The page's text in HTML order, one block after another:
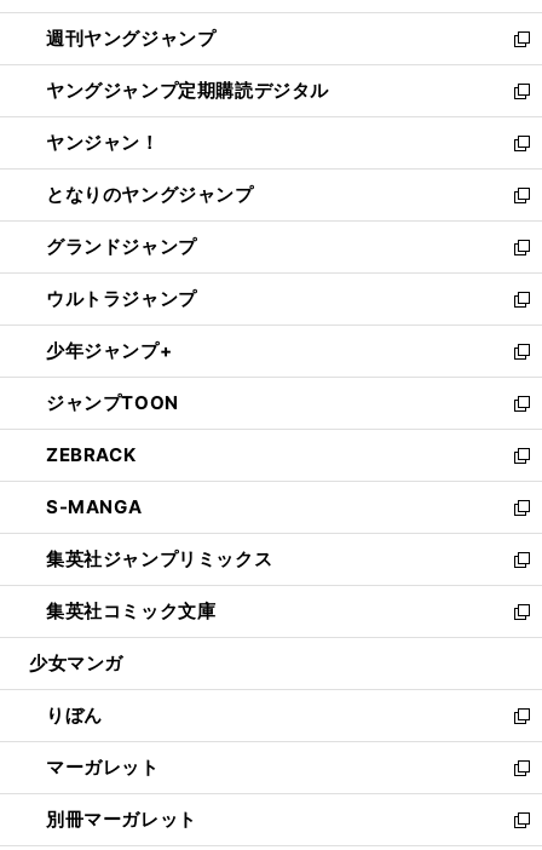
開
く
ウ
で
開
く
ン
ド
ウ
で
開
く
ウ
ィ
ン
ド
ウ
で
開
く
週刊ヤングジャンプ
新
し
い
ウ
ィ
ン
ド
ウ
で
開
く
ヤングジャンプ定期購読デジタル
新
し
い
ウ
ィ
ン
ド
ウ
で
開
く
ヤンジャン！
新
し
い
ウ
ィ
ン
ド
ウ
で
開
く
となりのヤングジャンプ
新
し
い
ウ
ィ
ン
ド
ウ
で
開
く
グランドジャンプ
新
し
い
ウ
ィ
ン
ド
ウ
で
開
く
ウルトラジャンプ
新
し
い
ウ
ィ
ン
ド
ウ
で
開
く
少年ジャンプ+
新
し
い
ウ
ィ
ン
ド
ウ
で
開
く
ジャンプTOON
新
し
い
ウ
ィ
ン
ド
ウ
で
開
ZEBRACK
新
し
い
ウ
ィ
ン
ド
ウ
開
く
S-MANGA
新
し
い
ウ
ィ
ン
ウ
で
開
く
集英社ジャンプリミックス
新
し
い
ウ
ン
ド
ウ
で
開
く
集英社コミック文庫
新
し
ウ
ィ
ン
ド
ウ
で
開
少女マンガ
りぼん
新
し
い
ウ
ィ
マーガレット
新
し
い
別冊マーガレット
新